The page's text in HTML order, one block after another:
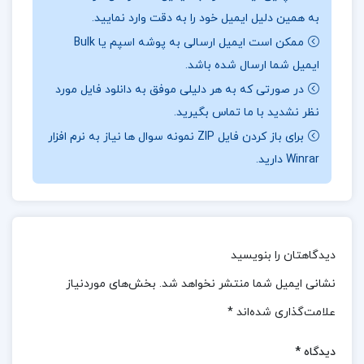
موسیقی ایرانی نیز به تفصیل مورد بررسی قرار گرفته‌اند.
به کمک مثال‌ها و تحلیل‌های متعدد، کتاب به خوانندگان
کمک می‌کند تا درک عمیق‌تری از موسیقی ایرانی و تأثیرات
تاریخی و جغرافیایی بر آن پیدا کنند. در مجموع، این کتاب
با ارائه اطلاعات جامع و دقیق، به عنوان منبعی ارزشمند
برای پژوهشگران، علاقه‌مندان و دوستداران موسیقی ایرانی
عمل می‌کند و به درک عمیق‌تری از تاریخ، فرهنگ و
جغرافیای موسیقی ایرانی کمک می‌کند.در ادامه همراه
به همین دلیل ایمیل خود را به دقت وارد نمایید.
ممکن است ایمیل ارسالی به پوشه اسپم یا Bulk
ایمیل شما ارسال شده باشد.
در صورتی که به هر دلیلی موفق به دانلود فایل مورد
نظر نشدید با ما تماس بگیرید.
برای باز کردن فایل ZIP نمونه سوال ها نیاز به نرم افزار
Winrar دارید.
دیدگاهتان را بنویسید
نشانی ایمیل شما منتشر نخواهد شد. بخش‌های موردنیاز
علامت‌گذاری شده‌اند *
دیدگاه *